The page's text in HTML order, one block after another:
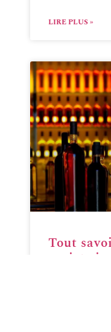
LIRE PLUS »
Tout
caviste